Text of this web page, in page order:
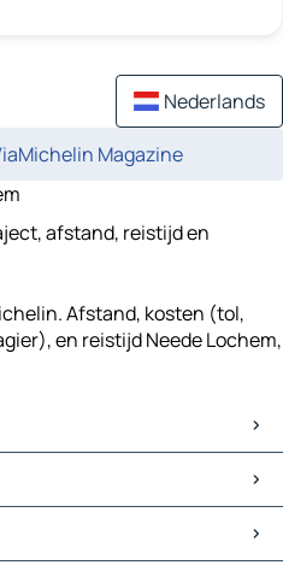
Nederlands
Magazine
afstand, reistijd en
Afstand, kosten (tol,
en reistijd Neede Lochem,